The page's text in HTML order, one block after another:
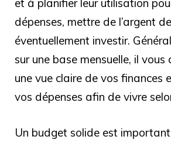
et à planifier leur utilisation
dépenses, mettre de l’argent
éventuellement investir.
sur une base mensuelle, il
une vue claire de vos finances
vos dépenses afin de vivre
Un budget solide est